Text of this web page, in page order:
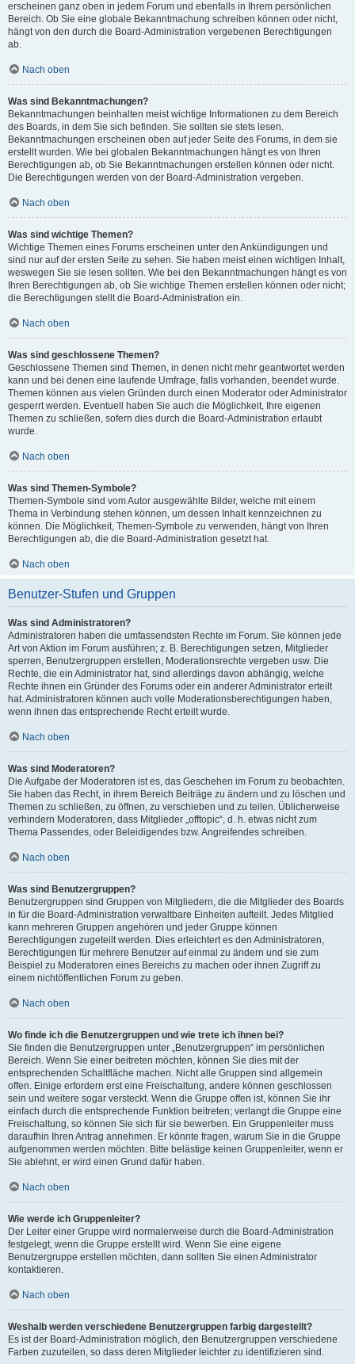
erscheinen ganz oben in jedem Forum und ebenfalls in Ihrem persönlichen
Bereich. Ob Sie eine globale Bekanntmachung schreiben können oder nicht,
hängt von den durch die Board-Administration vergebenen Berechtigungen
ab.
Nach oben
Was sind Bekanntmachungen?
Bekanntmachungen beinhalten meist wichtige Informationen zu dem Bereich
des Boards, in dem Sie sich befinden. Sie sollten sie stets lesen.
Bekanntmachungen erscheinen oben auf jeder Seite des Forums, in dem sie
erstellt wurden. Wie bei globalen Bekanntmachungen hängt es von Ihren
Berechtigungen ab, ob Sie Bekanntmachungen erstellen können oder nicht.
Die Berechtigungen werden von der Board-Administration vergeben.
Nach oben
Was sind wichtige Themen?
Wichtige Themen eines Forums erscheinen unter den Ankündigungen und
sind nur auf der ersten Seite zu sehen. Sie haben meist einen wichtigen Inhalt,
weswegen Sie sie lesen sollten. Wie bei den Bekanntmachungen hängt es von
Ihren Berechtigungen ab, ob Sie wichtige Themen erstellen können oder nicht;
die Berechtigungen stellt die Board-Administration ein.
Nach oben
Was sind geschlossene Themen?
Geschlossene Themen sind Themen, in denen nicht mehr geantwortet werden
kann und bei denen eine laufende Umfrage, falls vorhanden, beendet wurde.
Themen können aus vielen Gründen durch einen Moderator oder Administrator
gesperrt werden. Eventuell haben Sie auch die Möglichkeit, Ihre eigenen
Themen zu schließen, sofern dies durch die Board-Administration erlaubt
wurde.
Nach oben
Was sind Themen-Symbole?
Themen-Symbole sind vom Autor ausgewählte Bilder, welche mit einem
Thema in Verbindung stehen können, um dessen Inhalt kennzeichnen zu
können. Die Möglichkeit, Themen-Symbole zu verwenden, hängt von Ihren
Berechtigungen ab, die die Board-Administration gesetzt hat.
Nach oben
Benutzer-Stufen und Gruppen
Was sind Administratoren?
Administratoren haben die umfassendsten Rechte im Forum. Sie können jede
Art von Aktion im Forum ausführen; z. B. Berechtigungen setzen, Mitglieder
sperren, Benutzergruppen erstellen, Moderationsrechte vergeben usw. Die
Rechte, die ein Administrator hat, sind allerdings davon abhängig, welche
Rechte ihnen ein Gründer des Forums oder ein anderer Administrator erteilt
hat. Administratoren können auch volle Moderationsberechtigungen haben,
wenn ihnen das entsprechende Recht erteilt wurde.
Nach oben
Was sind Moderatoren?
Die Aufgabe der Moderatoren ist es, das Geschehen im Forum zu beobachten.
Sie haben das Recht, in ihrem Bereich Beiträge zu ändern und zu löschen und
Themen zu schließen, zu öffnen, zu verschieben und zu teilen. Üblicherweise
verhindern Moderatoren, dass Mitglieder „offtopic“, d. h. etwas nicht zum
Thema Passendes, oder Beleidigendes bzw. Angreifendes schreiben.
Nach oben
Was sind Benutzergruppen?
Benutzergruppen sind Gruppen von Mitgliedern, die die Mitglieder des Boards
in für die Board-Administration verwaltbare Einheiten aufteilt. Jedes Mitglied
kann mehreren Gruppen angehören und jeder Gruppe können
Berechtigungen zugeteilt werden. Dies erleichtert es den Administratoren,
Berechtigungen für mehrere Benutzer auf einmal zu ändern und sie zum
Beispiel zu Moderatoren eines Bereichs zu machen oder ihnen Zugriff zu
einem nichtöffentlichen Forum zu geben.
Nach oben
Wo finde ich die Benutzergruppen und wie trete ich ihnen bei?
Sie finden die Benutzergruppen unter „Benutzergruppen“ im persönlichen
Bereich. Wenn Sie einer beitreten möchten, können Sie dies mit der
entsprechenden Schaltfläche machen. Nicht alle Gruppen sind allgemein
offen. Einige erfordern erst eine Freischaltung, andere können geschlossen
sein und weitere sogar versteckt. Wenn die Gruppe offen ist, können Sie ihr
einfach durch die entsprechende Funktion beitreten; verlangt die Gruppe eine
Freischaltung, so können Sie sich für sie bewerben. Ein Gruppenleiter muss
daraufhin Ihren Antrag annehmen. Er könnte fragen, warum Sie in die Gruppe
aufgenommen werden möchten. Bitte belästige keinen Gruppenleiter, wenn er
Sie ablehnt, er wird einen Grund dafür haben.
Nach oben
Wie werde ich Gruppenleiter?
Der Leiter einer Gruppe wird normalerweise durch die Board-Administration
festgelegt, wenn die Gruppe erstellt wird. Wenn Sie eine eigene
Benutzergruppe erstellen möchten, dann sollten Sie einen Administrator
kontaktieren.
Nach oben
Weshalb werden verschiedene Benutzergruppen farbig dargestellt?
Es ist der Board-Administration möglich, den Benutzergruppen verschiedene
Farben zuzuteilen, so dass deren Mitglieder leichter zu identifizieren sind.